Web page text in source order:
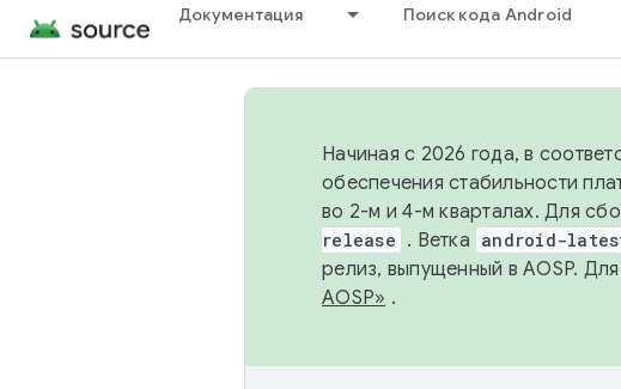
Документация Поиск кода Android
Начиная с 2026 года, в
обеспечения стабильности
во 2-м и 4-м кварталах. Для
release . Ветка android-
релиз, выпущенный в AOSP.
AOSP» .